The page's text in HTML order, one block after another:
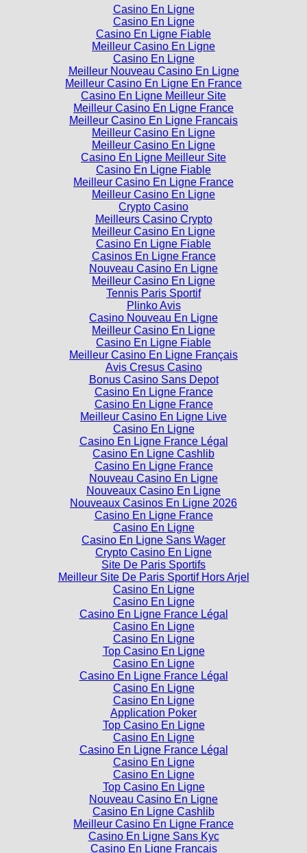
Casino En Ligne
Casino En Ligne Fiable
Meilleur Casino En Ligne
Casino En Ligne
Meilleur Nouveau Casino En Ligne
Meilleur Casino En Ligne En France
Casino En Ligne Meilleur Site
Meilleur Casino En Ligne France
Meilleur Casino En Ligne Francais
Meilleur Casino En Ligne
Meilleur Casino En Ligne
Casino En Ligne Meilleur Site
Casino En Ligne Fiable
Meilleur Casino En Ligne France
Meilleur Casino En Ligne
Crypto Casino
Meilleurs Casino Crypto
Meilleur Casino En Ligne
Casino En Ligne Fiable
Casinos En Ligne France
Nouveau Casino En Ligne
Meilleur Casino En Ligne
Tennis Paris Sportif
Plinko Avis
Casino Nouveau En Ligne
Meilleur Casino En Ligne
Casino En Ligne Fiable
Meilleur Casino En Ligne Français
Avis Cresus Casino
Bonus Casino Sans Depot
Casino En Ligne France
Casino En Ligne France
Meilleur Casino En Ligne Live
Casino En Ligne
Casino En Ligne France Légal
Casino En Ligne Cashlib
Casino En Ligne France
Nouveau Casino En Ligne
Nouveaux Casino En Ligne
Nouveaux Casinos En Ligne 2026
Casino En Ligne France
Casino En Ligne
Casino En Ligne Sans Wager
Crypto Casino En Ligne
Site De Paris Sportifs
Meilleur Site De Paris Sportif Hors Arjel
Casino En Ligne
Casino En Ligne
Casino En Ligne France Légal
Casino En Ligne
Casino En Ligne
Top Casino En Ligne
Casino En Ligne
Casino En Ligne France Légal
Casino En Ligne
Casino En Ligne
Application Poker
Top Casino En Ligne
Casino En Ligne
Casino En Ligne France Légal
Casino En Ligne
Casino En Ligne
Top Casino En Ligne
Nouveau Casino En Ligne
Casino En Ligne Cashlib
Meilleur Casino En Ligne France
Casino En Ligne Sans Kyc
Casino En Ligne Francais
Top Casino En Ligne